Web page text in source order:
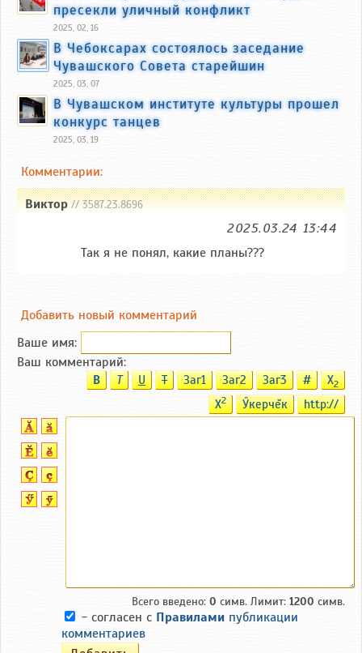
пресекли уличный конфликт
2025, 02, 16
В Чебоксарах состоялось заседание
Чувашского Совета старейшин
2025, 03, 07
В Чувашском институте культуры прошел
конкурс танцев
2025, 03, 19
Комментарии:
Виктор// 3587.23.8696
2025.03.24 13:44
Так я не понял, какие планы???
Добавить новый комментарий
Ваше имя:
Ваш комментарий:
B T U T Заг1 Заг2 Заг3 # X2
X2 Ӳкерчĕк http://
Всего введено: 0 симв. Лимит: 1200 симв.
- согласен с Правилами публикации
комментариев